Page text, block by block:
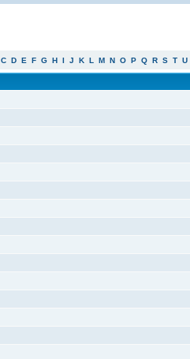
C D E F G H I J K L M N O P Q R S T U